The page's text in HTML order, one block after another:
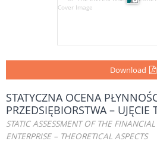
Download
STATYCZNA OCENA
PRZEDSIĘBIORSTWA – UJĘCIE
STATIC ASSESSMENT OF THE
ENTERPRISE – THEORETICAL ASPECTS